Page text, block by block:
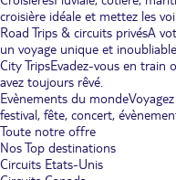
croisière idéale et mettez les
Road Trips & circuits privésA
un voyage unique et
City TripsEvadez-vous en train
avez toujours rêvé.
Evènements du monde
festival, fête, concert,
Toute notre offre
Nos Top destinations
Circuits Etats-Unis